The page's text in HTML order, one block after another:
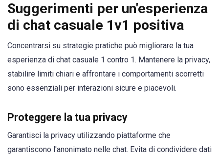
Suggerimenti per un'esperienza
di chat casuale 1v1 positiva
Concentrarsi su strategie pratiche può migliorare la tua
esperienza di chat casuale 1 contro 1. Mantenere la privacy,
stabilire limiti chiari e affrontare i comportamenti scorretti
sono essenziali per interazioni sicure e piacevoli.
Proteggere la tua privacy
Garantisci la privacy utilizzando piattaforme che
garantiscono l'anonimato nelle chat. Evita di condividere dati